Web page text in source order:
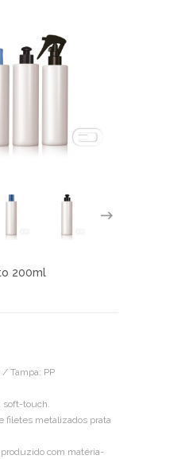
200ml
/ Tampa: PP
soft-touch.
filetes metalizados prata
com matéria-